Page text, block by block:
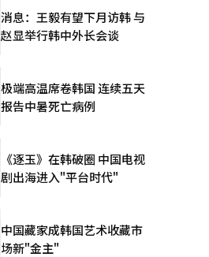
消息：王毅有望下月访韩 与
赵显举行韩中外长会谈
极端高温席卷韩国 连续五天
报告中暑死亡病例
《逐玉》在韩破圈 中国电视
剧出海进入"平台时代"
中国藏家成韩国艺术收藏市
场新"金主"